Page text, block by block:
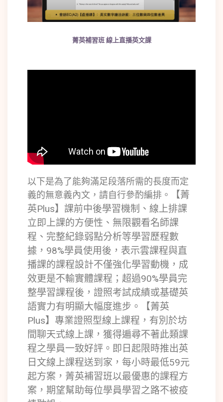
菁英補習班 線上直播英文課
以下是為了能夠滿足段落所需的長度而定
義的無意義內文，請自行參酌編排。
【菁
英Plus】課前中後學習機制、線上排課
立即上課的方便性、無限觀看名師課
程、完整紀錄弱點分析等學習歷程數
據，98%學員使用後，表示雲課程與直
播課的課程設計不僅強化學習動機，成
效更是不輸實體課程；超過90%學員完
整學習課程後，證照考試成績或基礎英
語實力有明顯大幅度進步。【菁英
Plus】專業證照型線上課程，有別於坊
間聊天式線上課，獲得遍尋不著此類課
程之學員一致好評。即日起限時推出英
日文線上課程送到家，每小時最低59元
起方案，菁英補習班以最優惠的課程方
案，期望幫助每位學員學習之路不被疫